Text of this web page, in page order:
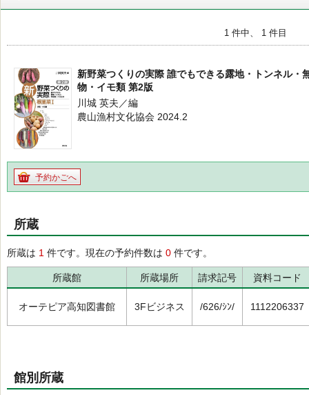
1 件中、 1 件目
新野菜つくりの実際 誰でもできる露地・トンネル・
物・イモ類 第2版
川城 英夫／編
農山漁村文化協会 2024.2
予約かごへ
所蔵
所蔵は 1 件です。現在の予約件数は 0 件です。
所蔵館 所蔵場所 請求記号 資料コード
オーテピア高知図書館 3Fビジネス /626/ｼﾝ/ 1112206337
館別所蔵